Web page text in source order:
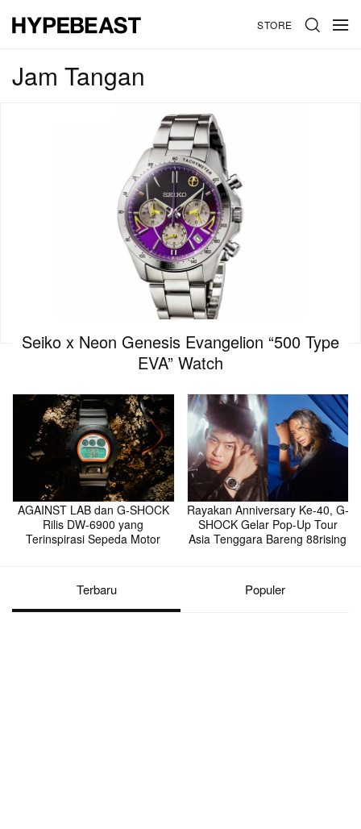
STORE
Jam Tangan
Seiko x Neon Genesis Evangelion “500 Type
EVA” Watch
AGAINST LAB dan G-SHOCK
Rilis DW-6900 yang
Terinspirasi Sepeda Motor
Rayakan Anniversary Ke-40, G-
SHOCK Gelar Pop-Up Tour
Asia Tenggara Bareng 88rising
Terbaru Populer